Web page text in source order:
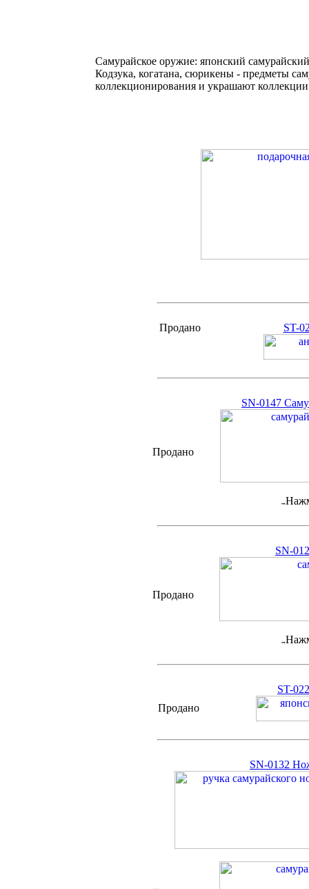
Самурайское оружие: японский
Кодзука, когатана, сюрикены - предметы
коллекционирования и украшают
Продано ST-
SN-0147
Продано
SN-
Продано
ST-
Продано
SN-0132